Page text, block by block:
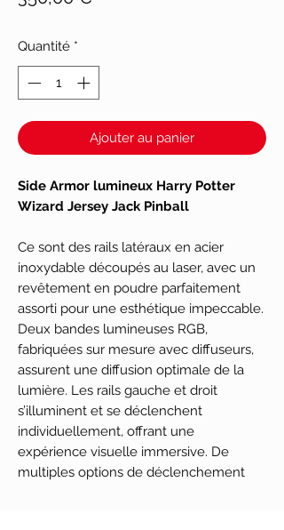
Quantité *
Ajouter au panier
Side Armor lumineux Harry Potter
Wizard Jersey Jack Pinball
Ce sont des rails latéraux en acier
inoxydable découpés au laser, avec un
revêtement en poudre parfaitement
assorti pour une esthétique impeccable.
Deux bandes lumineuses RGB,
fabriquées sur mesure avec diffuseurs,
assurent une diffusion optimale de la
lumière. Les rails gauche et droit
s’illuminent et se déclenchent
individuellement, offrant une
expérience visuelle immersive. De
multiples options de déclenchement